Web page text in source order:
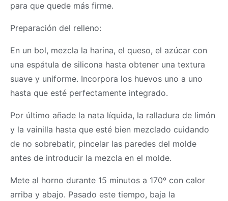
para que quede más firme.
Preparación del relleno:
En un bol, mezcla la harina, el queso, el azúcar con
una espátula de silicona hasta obtener una textura
suave y uniforme. Incorpora los huevos uno a uno
hasta que esté perfectamente integrado.
Por último añade la nata líquida, la ralladura de limón
y la vainilla hasta que esté bien mezclado cuidando
de no sobrebatir, pincelar las paredes del molde
antes de introducir la mezcla en el molde.
Mete al horno durante 15 minutos a 170º con calor
arriba y abajo. Pasado este tiempo, baja la